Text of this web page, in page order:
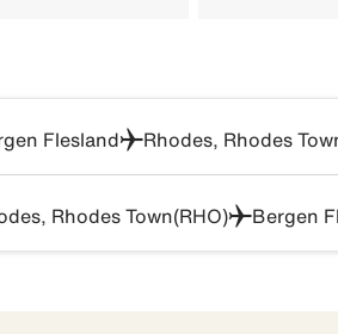
Flesland Rhodes, Rhodes
Rhodes Town(RHO) Bergen